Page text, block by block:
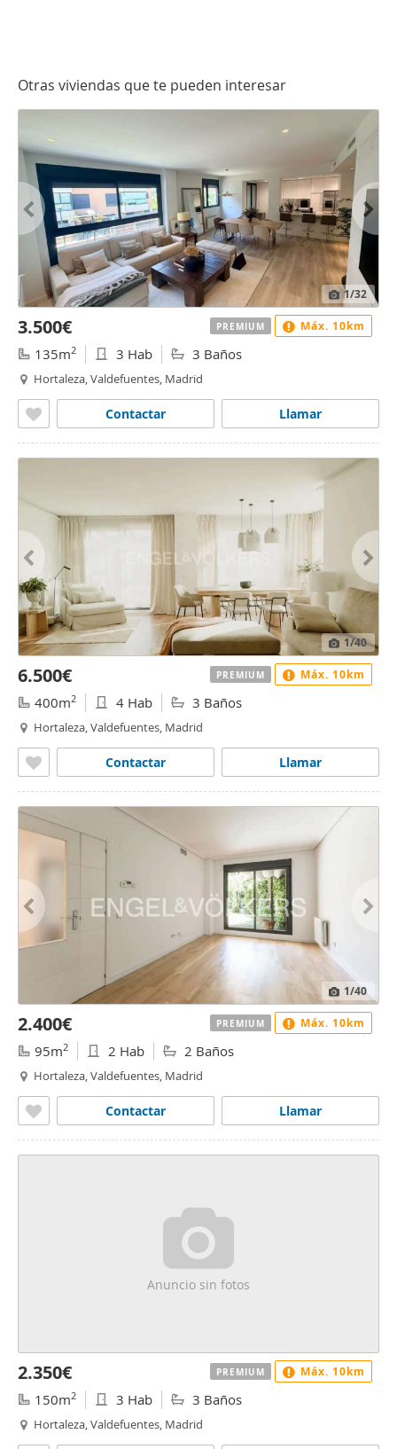
Otras viviendas que te pueden interesar
1/32
3.500€
135m2 3 Hab 3 Baños
Hortaleza, Valdefuentes, Madrid
Llamar
Contactar
PREMIUM Máx. 10km
1/40
6.500€
400m2 4 Hab 3 Baños
Hortaleza, Valdefuentes, Madrid
Llamar
Contactar
PREMIUM Máx. 10km
1/40
2.400€
95m2 2 Hab 2 Baños
Hortaleza, Valdefuentes, Madrid
Llamar
Contactar
PREMIUM Máx. 10km
Anuncio sin fotos
2.350€
150m2 3 Hab 3 Baños
Hortaleza, Valdefuentes, Madrid
PREMIUM Máx. 10km